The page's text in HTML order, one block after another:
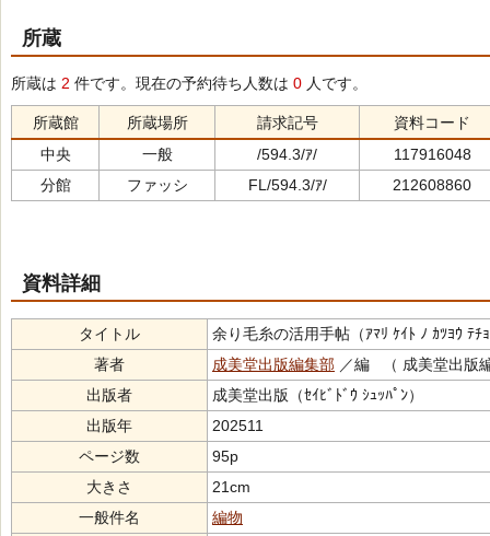
所蔵
所蔵は 2 件です。現在の予約待ち人数は 0 人です。
所蔵館 所蔵場所 請求記号
資料コード
中央
一般 /594.3/ｱ/
117916048
分館
ファッシ FL/594.3/ｱ/ 212608860
資料詳細
タイトル
余り毛糸の活用手帖（ｱﾏﾘ ｹｲﾄ ﾉ ｶﾂﾖｳ ﾃﾁ
著者
成美堂出版編集部 ／編 （ 成美堂出版
出版者
成美堂出版（ｾｲﾋﾞﾄﾞｳ ｼｭｯﾊﾟﾝ）
出版年
202511
ページ数
95p
大きさ
21cm
一般件名
編物